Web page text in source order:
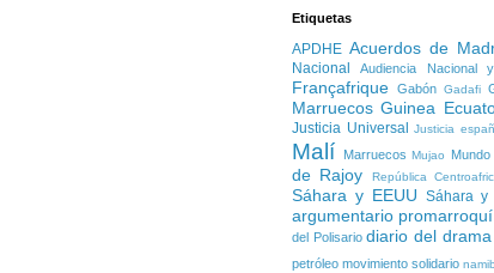
Etiquetas
APDHE Acuerdos de
Nacional
Audiencia Nacional
Françafrique Gabón Gadafi
Marruecos Guinea
Justicia Universal Justicia
Malí Marruecos Mujao
de Rajoy
República
Sáhara y EEUU Sáhara y
argumentario promarroquí
del Polisario diario del
petróleo movimiento solidario